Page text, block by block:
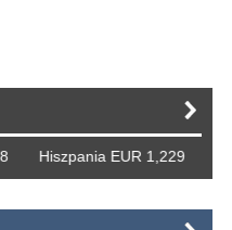
EUR 1,229 WB